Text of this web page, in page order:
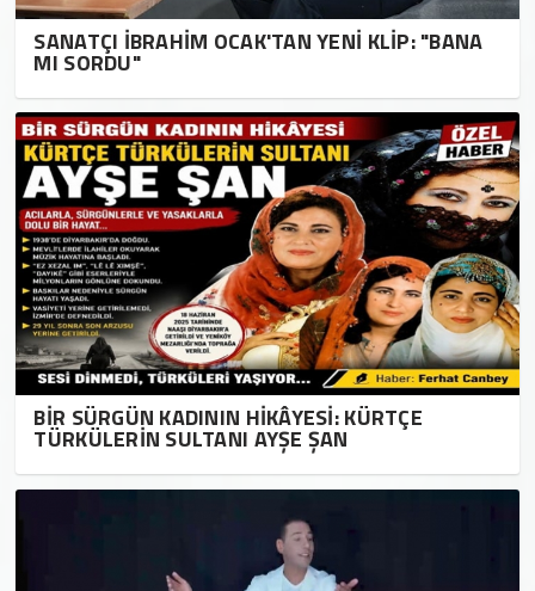
SANATÇI İBRAHİM OCAK'TAN YENİ KLİP: "BANA
MI SORDU"
BİR SÜRGÜN KADININ HİKÂYESİ: KÜRTÇE
TÜRKÜLERİN SULTANI AYŞE ŞAN